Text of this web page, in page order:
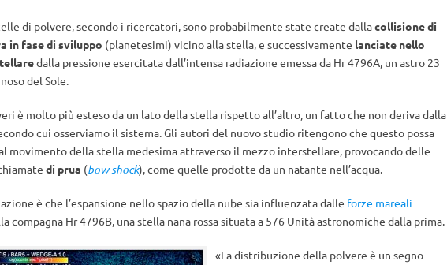
di polvere, secondo i ricercatori, sono probabilmente state create dallacollisione di
in fase di sviluppo (planetesimi) vicino alla stella, e successivamente lanciate nello
dalla pressione esercitata dall’intensa radiazione emessa da Hr 4796A, un astro 23
del Sole.
è molto più esteso da un lato della stella rispetto all’altro, un fatto che non deriva dalla
cui osserviamo il sistema. Gli autori del nuovo studio ritengono che questo possa
movimento della stella medesima attraverso il mezzo interstellare, provocando delle
di prua (bow shock), come quelle prodotte da un natante nell’acqua.
è che l’espansione nello spazio della nube sia influenzata dalle forze mareali
compagna Hr 4796B, una stella nana rossa situata a 576 Unità astronomiche dalla prima.
«La distribuzione della polvere è un segno